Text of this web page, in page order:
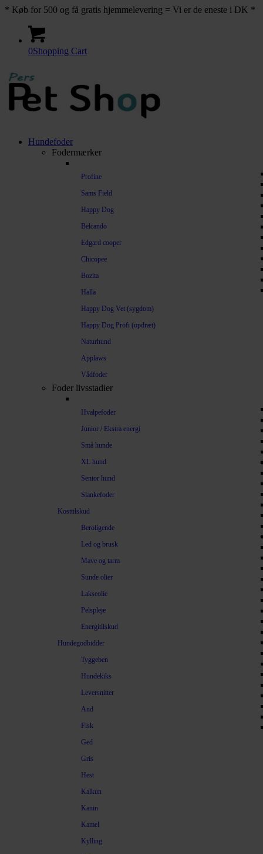
* Køb for 500 og få gratis hjemmelevering = Vi er de eneste i DK *
0Shopping Cart
Hundefoder
Fodermærker
Profine
Sams Field
Happy Dog
Belcando
Edgard cooper
Chicopee
Bozita
Halla
Happy Dog Vet (sygdom)
Happy Dog Profi (opdræt)
Naturhund
Applaws
Vådfoder
Foder livsstadier
Hvalpefoder
Junior / Ekstra energi
Små hunde
XL hund
Senior hund
Slankefoder
Kosttilskud
Beroligende
Led og brusk
Mave og tarm
Sunde olier
Lakseolie
Pelspleje
Energitilskud
Hundegodbidder
Tyggeben
Hundekiks
Leversnitter
And
Fisk
Ged
Gris
Hest
Kalkun
Kanin
Kamel
Kylling